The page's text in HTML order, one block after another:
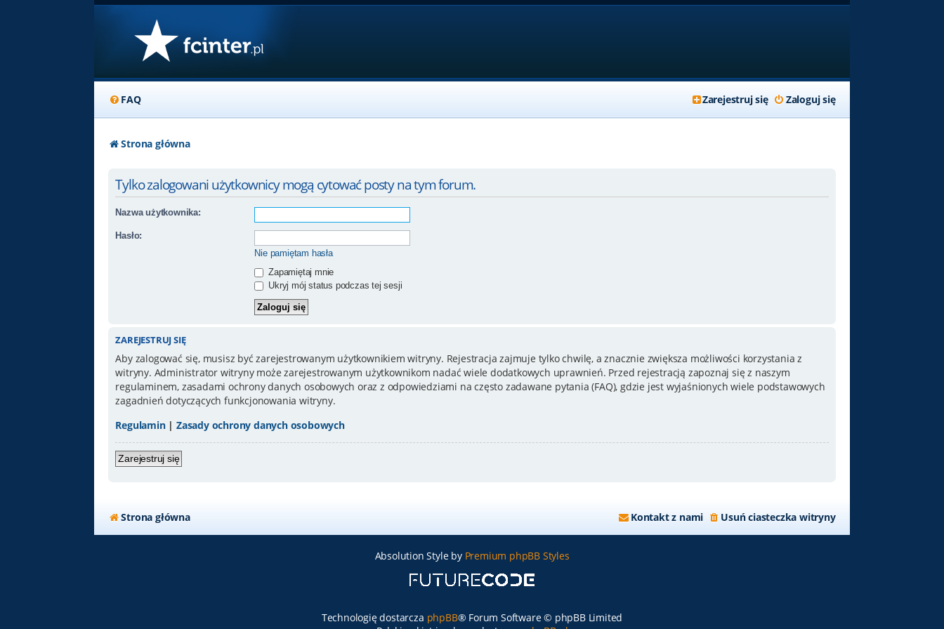
FAQ Zaloguj się
Zarejestruj się
Strona główna
Tylko zalogowani użytkownicy mogą cytować posty na tym forum.
Nazwa użytkownika:
Hasło:
Nie pamiętam hasła
Zapamiętaj mnie
Ukryj mój status podczas tej sesji
ZAREJESTRUJ SIĘ
Aby zalogować się, musisz być zarejestrowanym użytkownikiem witryny. Rejestracja zajmuje tylko chwilę, a znacznie zwiększa możliwości korzystania z
witryny. Administrator witryny może zarejestrowanym użytkownikom nadać wiele dodatkowych uprawnień. Przed rejestracją zapoznaj się z naszym
regulaminem, zasadami ochrony danych osobowych oraz z odpowiedziami na często zadawane pytania (FAQ), gdzie jest wyjaśnionych wiele podstawowych
zagadnień dotyczących funkcjonowania witryny.
Regulamin|Zasady ochrony danych osobowych
Zarejestruj się
Strona główna Usuń ciasteczka witryny
Kontakt z nami
Absolution Style by Premium phpBB Styles
Technologię dostarcza phpBB® Forum Software © phpBB Limited